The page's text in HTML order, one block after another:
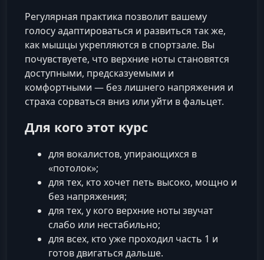
Регулярная практика позволит вашему
голосу адаптироваться и развиться так же,
как мышцы укрепляются в спортзале. Вы
почувствуете, что верхние ноты становятся
доступными, предсказуемыми и
комфортными — без лишнего напряжения и
страха сорваться вниз или уйти в фальцет.
Для кого этот курс
для вокалистов, упирающихся в
«потолок»;
для тех, кто хочет петь высоко, мощно и
без напряжения;
для тех, у кого верхние ноты звучат
слабо или нестабильно;
для всех, кто уже проходил часть 1 и
готов двигаться дальше.